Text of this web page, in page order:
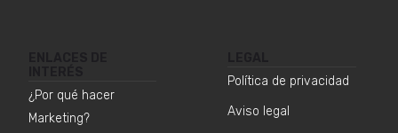
¿Por qué hacer
Marketing?
Política de privacidad
Aviso legal